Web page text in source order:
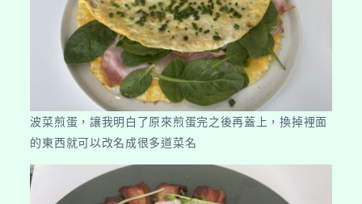
波菜煎蛋，讓我明白了原來煎蛋完之後再蓋上，換掉裡面
的東西就可以改名成很多道菜名